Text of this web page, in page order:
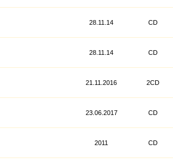
28.11.14 CD
28.11.14 CD
21.11.2016 2CD
23.06.2017 CD
2011 CD